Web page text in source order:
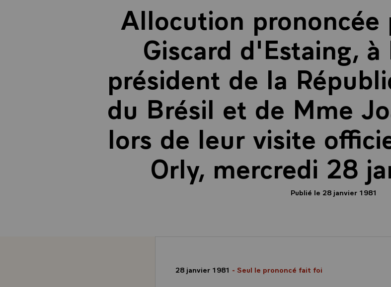
Allocution prononcée
Giscard d'Estaing,
président de la
du Brésil et de Mme
lors de leur visite
Orly, mercredi 28
Publié le 28 janvier 1981
28 janvier 1981 - Seul le prononcé fait foi